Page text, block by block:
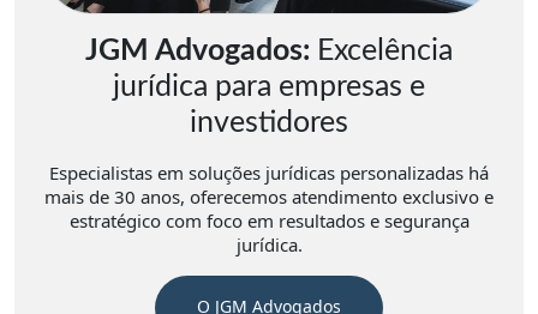
JGM Advogados: Excelência
jurídica para empresas e
investidores
Especialistas em soluções jurídicas personalizadas há
mais de 30 anos, oferecemos atendimento exclusivo e
estratégico com foco em resultados e segurança
jurídica.
O JGM Advogados